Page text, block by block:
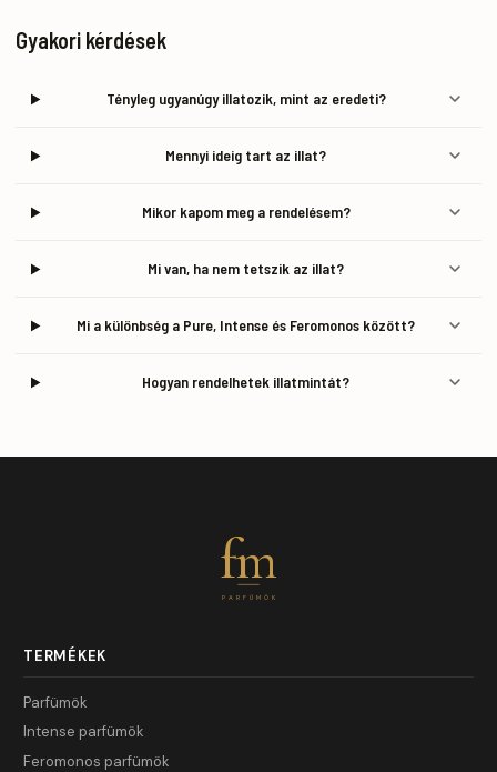
Gyakori kérdések
Tényleg ugyanúgy illatozik, mint az eredeti?
Mennyi ideig tart az illat?
Mikor kapom meg a rendelésem?
Mi van, ha nem tetszik az illat?
Mi a különbség a Pure, Intense és Feromonos között?
Hogyan rendelhetek illatmintát?
fm
PARFÜMÖK
TERMÉKEK
Parfümök
Intense parfümök
Feromonos parfümök